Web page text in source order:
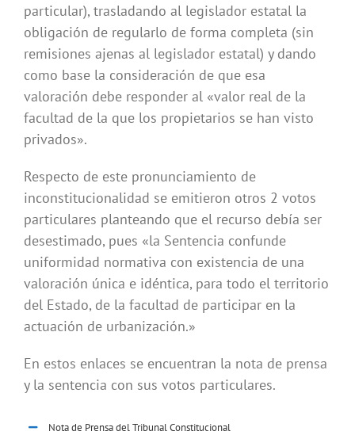
particular), trasladando al legislador estatal la
obligación de regularlo de forma completa (sin
remisiones ajenas al legislador estatal) y dando
como base la consideración de que esa
valoración debe responder al «valor real de la
facultad de la que los propietarios se han visto
privados».
Respecto de este pronunciamiento de
inconstitucionalidad se emitieron otros 2 votos
particulares planteando que el recurso debía ser
desestimado, pues «la Sentencia confunde
uniformidad normativa con existencia de una
valoración única e idéntica, para todo el territorio
del Estado, de la facultad de participar en la
actuación de urbanización.»
En estos enlaces se encuentran la nota de prensa
y la sentencia con sus votos particulares.
Nota de Prensa del Tribunal Constitucional